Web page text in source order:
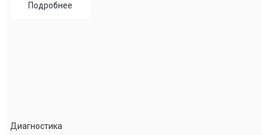
Подробнее
Диагностика